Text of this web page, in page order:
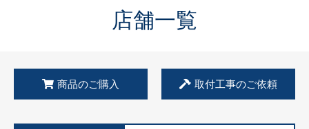
店舗一覧
商品のご購入 取付工事のご依頼